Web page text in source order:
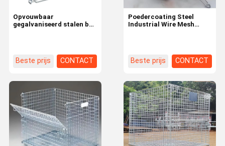
Opvouwbaar
gegalvaniseerd stalen bak
Beste prijs CONTACT
Poedercoating Steel
Industrial Wire Mesh
Beste prijs CONTACT